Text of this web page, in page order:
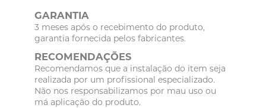
GARANTIA
3 meses após o recebimento do produto,
garantia fornecida pelos fabricantes.
RECOMENDAÇÕES
Recomendamos que a instalação do item seja
realizada por um profissional especializado.
Não nos responsabilizamos por mau uso ou
má aplicação do produto.